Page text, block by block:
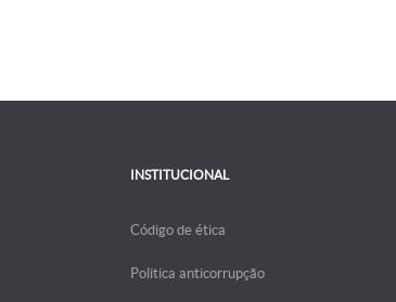
INSTITUCIONAL
Código de ética
Politica anticorrupção